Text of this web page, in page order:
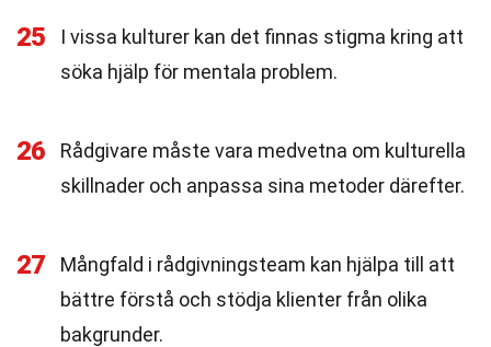
25
I vissa kulturer kan det finnas stigma kring att
söka hjälp för mentala problem.
26
Rådgivare måste vara medvetna om kulturella
skillnader och anpassa sina metoder därefter.
27
Mångfald i rådgivningsteam kan hjälpa till att
bättre förstå och stödja klienter från olika
bakgrunder.